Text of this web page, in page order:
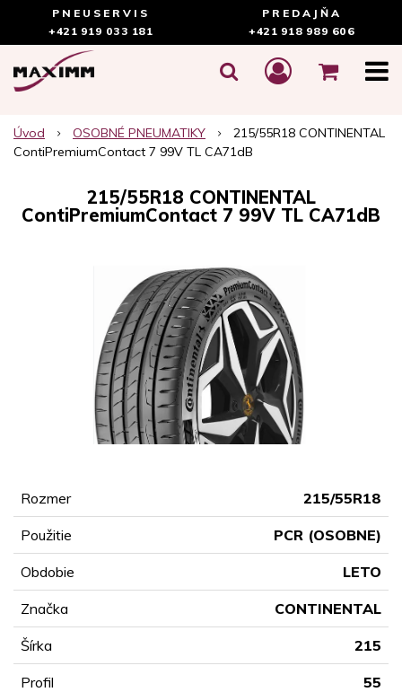
PNEUSERVIS
+421 919 033 181
PREDAJŇA
+421 918 989 606
Úvod OSOBNÉ PNEUMATIKY
215/55R18 CONTINENTAL
ContiPremiumContact 7 99V TL CA71dB
215/55R18 CONTINENTAL
ContiPremiumContact 7 99V TL CA71dB
Rozmer 215/55R18
Použitie PCR (OSOBNE)
Obdobie LETO
Značka CONTINENTAL
Šírka 215
Profil 55